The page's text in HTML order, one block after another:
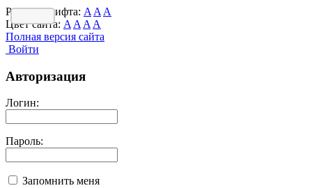
Размер шрифта: A A A
Цвет сайта: A A A A
Полная версия сайта
Войти
Авторизация
Логин:
Пароль:
Запомнить меня